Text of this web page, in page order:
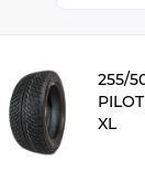
255/
XL